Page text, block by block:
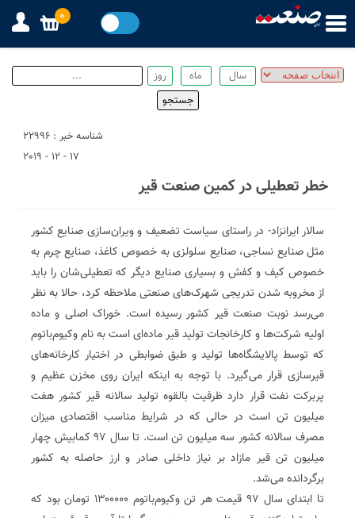
شناسه خبر : 22996
17 - 12 - 2019
خطر تعطیلی در کمین صنعت قیر
سالار ایرانزاد- در راستای سیاست تضعیف و ویران‌سازی صنایع کشور
مثل صنایع نساجی، صنایع سلولزی به خصوص کاغذ، صنایع چرم به
خصوص کیف و کفش و بسیاری صنایع دیگر که تعطیلی‌شان را باید
از مخروبه شدن تدریجی شهرک‌های صنعتی ملاحظه کرد، حالا به نظر
می‌رسد نوبت صنعت قیر کشور رسیده است. خوراک اصلی و ماده
اولیه شرکت‌ها و کارخانجات تولید قیر ماده‌ای است به نام و‌کیوم‌باتوم
که توسط پالایشگاه‌ها تولید و طبق ضوابطی در اختیار کارخانه‌های
قیرسازی قرار می‌گیرد. با توجه به اینکه ایران روی مخزن عظیم و
پر‌برکت نفت قرار دارد ظرفیت بالقوه تولید سالانه قیر کشور هفت
میلیون تن است در حالی که در شرایط مناسب اقتصادی میزان
مصرف سالانه کشور سه میلیون تن است. تا سال ۹۷ کما‌بیش چهار
میلیون تن قیر مازاد بر نیاز داخلی صادر و ارز حاصله به کشور
برگردانده می‌شد.
تا ابتدای سال ۹۷ قیمت هر تن وکیوم‌باتوم ۱۳۰۰۰۰۰ تومان بود که
0